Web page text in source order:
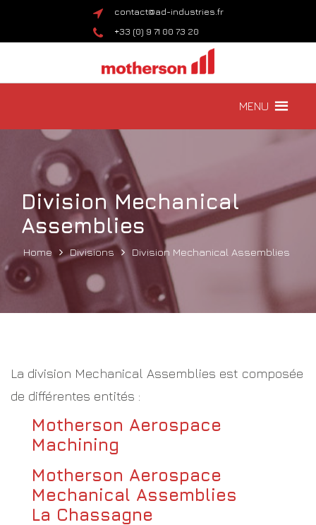
contact@ad-industries.fr
+33 (0) 9 71 00 73 20
MENU
Division Mechanical
Assemblies
Home Divisions Division Mechanical Assemblies
La division Mechanical Assemblies est composée
de différentes entités :
Motherson Aerospace
Machining
Motherson Aerospace
Mechanical Assemblies
La Chassagne